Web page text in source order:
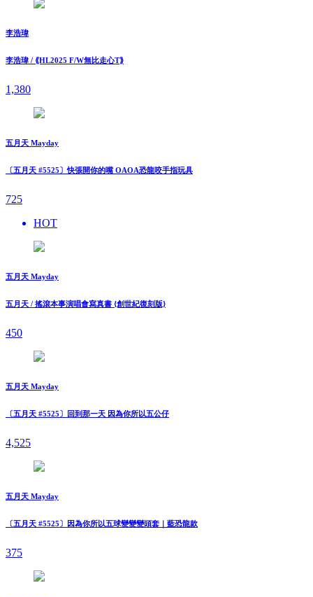
李浩瑋
李浩瑋 / ⟪HL2025 F/W無比走⼼T⟫
1,380
五月天 Mayday
〔五月天 #5525〕快張開你的嘴 OAOA恐龍咬手指玩具
725
HOT
五月天 Mayday
五月天 / 搖滾本事演唱會寫真書 {創世紀復刻版}
450
五月天 Mayday
〔五月天 #5525〕回到那一天 因為你所以五公仔
4,525
五月天 Mayday
〔五月天 #5525〕因為你所以五球變變變頭套｜藍恐龍款
375